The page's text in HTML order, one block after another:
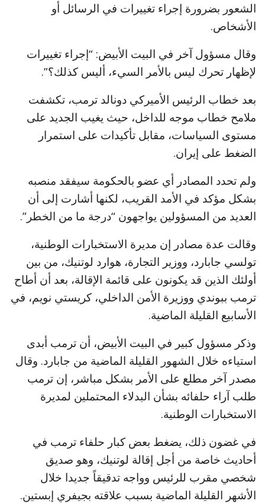
الشعور بضرورة إجراء تغييرات في الرسائل أو
الأشخاص.
وقال مسؤول آخر في البيت الأبيض: “إجراء تغييرات
لإظهار تحرك ليس بالأمر السيء، أليس كذلك؟”.
بعد خطاب الرئيس الأميركي دونالد ترمب، تكشفت
ملامح خطاب موجه للداخل، حيث يغيب الجديد على
مستوى السياسات، مقابل تأكيدات على استمرار
الضغط على إيران.
ولم تحدد المصادر أي عضو بالحكومة سيفقد منصبه
بشكل مؤكد في الأمد القريب، لكنها أشارت إلى أن
العديد من المسؤولين يواجهون “درجة ما من الخطر”.
وقالت عدة مصادر إن مديرة الاستخبارات الوطنية،
تولسي جابارد، ووزير التجارة، هوارد لوتنيك، من بين
أولئك الذين قد يكونون على قائمة الإقالة، بعد أن أطاح
ترمب ببوندي ووزيرة الأمن الداخلي، كريستي نويم، في
الأسابيع القليلة الماضية.
وذكر مسؤول كبير في البيت الأبيض، أن ترمب أبدى
استياءه خلال الشهور القليلة الماضية من جابارد. وقال
مصدر آخر مطلع على الأمر بشكل مباشر، إن ترمب
طلب آراء حلفائه بشأن البدلاء المحتملين لمديرة
الاستخبارات الوطنية.
في غضون ذلك، يضغط بعض كبار حلفاء ترمب في
أحاديث خاصة من أجل إقالة لوتنيك، وهو صديق
شخصي مقرب للرئيس وواجه تدقيقاً جديدا خلال
الأشهر القليلة الماضية بسبب علاقته بجيفري إبستين.